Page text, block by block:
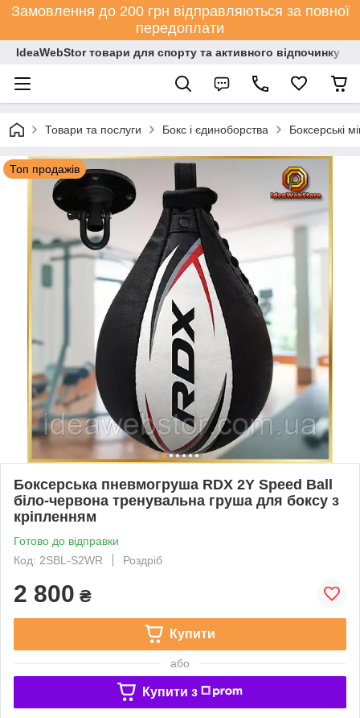
Замовлення до 200 грн відправляються за повної
передоплати
IdeaWebStor товари для спорту та активного відпочинку
Товари та послуги Бокс і єдиноборства Боксерські
Топ продажів
Боксерська пневмогруша RDX 2Y Speed Ball
біло-червона тренувальна груша для боксу з
кріпленням
Готово до відправки
Код: 2SBL-S2WR
Роздріб
2 800 ₴
Купити
або
Купити з